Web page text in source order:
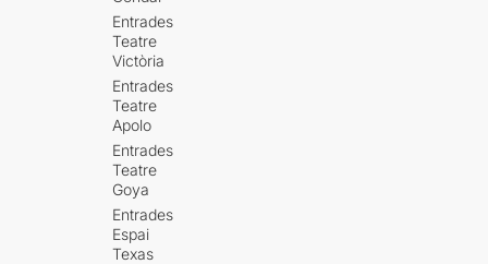
Entrades
Teatre
Victòria
Entrades
Teatre
Apolo
Entrades
Teatre
Goya
Entrades
Espai
Texas